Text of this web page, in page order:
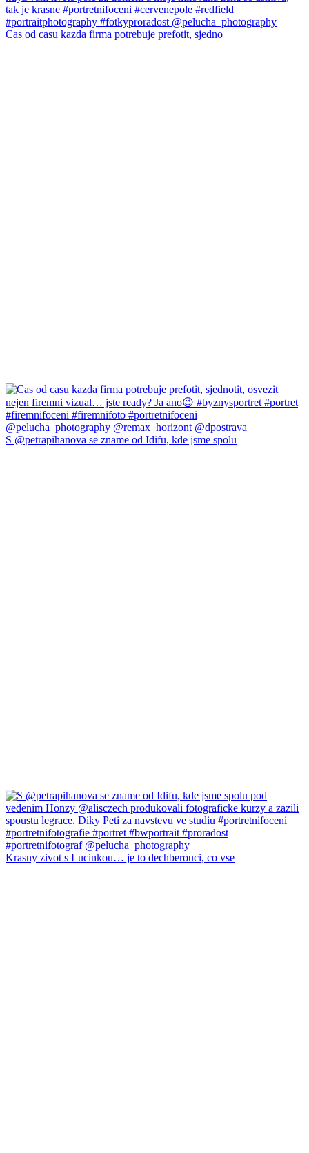
Cas od casu kazda firma potrebuje prefotit, sjedno
S @petrapihanova se zname od Idifu, kde jsme spolu
Krasny zivot s Lucinkou… je to dechberouci, co vse